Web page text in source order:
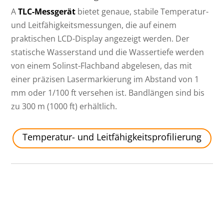
ATLC-Messgerät bietet genaue, stabile Temperatur-
und Leitfähigkeitsmessungen, die auf einem
praktischen LCD-Display angezeigt werden. Der
statische Wasserstand und die Wassertiefe werden
von einem Solinst-Flachband abgelesen, das mit
einer präzisen Lasermarkierung im Abstand von 1
mm oder 1/100 ft versehen ist. Bandlängen sind bis
zu 300 m (1000 ft) erhältlich.
Temperatur- und Leitfähigkeitsprofilierung